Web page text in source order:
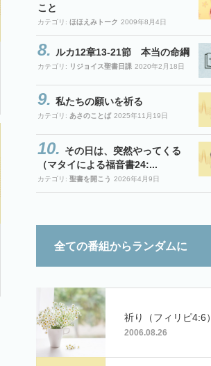
こと
カテゴリ: ほほえみトーク 2009年8月4日
ルカ12章13-21節 本当の命綱
カテゴリ: リジョイス聖書日課 2020年2月18日
私たちの願いを祈る
カテゴリ: あさのことば 2025年11月19日
その日は、突然やってくる
（マタイによる福音書24:...
カテゴリ: 聖書を開こう 2026年4月9日
全ての番組からランダムに
祈り（フィリピ4:6）
2006.08.26